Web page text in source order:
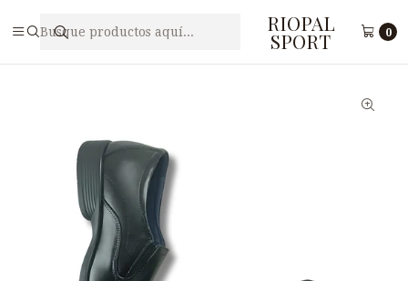
RIOPAL
SPORT 0
Zapatos escolares
Zapato Escolar de Cuero para Varón ANTHONY 416NV